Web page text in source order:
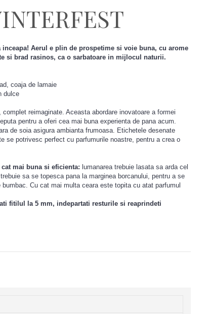
inceapa! Aerul e plin de prospetime si voie buna, cu arome
si brad rasinos, ca o sarbatoare in mijlocul naturii.
coaja de lamaie
dulce
reimaginate. Aceasta abordare inovatoare a formei
pentru a oferi cea mai buna experienta de pana acum.
de soia asigura ambianta frumoasa. Etichetele desenate
se potrivesc perfect cu parfumurile noastre, pentru a crea o
mai buna si eficienta: lumanarea trebuie lasata sa arda cel
sa se topesca pana la marginea borcanului, pentru a se
Cu cat mai multa ceara este topita cu atat parfumul
fitilul la 5 mm, indepartati resturile si reaprindeti